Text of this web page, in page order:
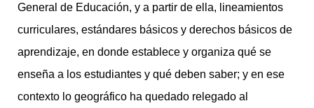
General de Educación, y a partir de ella, lineamientos
curriculares, estándares básicos y derechos básicos de
aprendizaje, en donde establece y organiza qué se
enseña a los estudiantes y qué deben saber; y en ese
contexto lo geográfico ha quedado relegado al